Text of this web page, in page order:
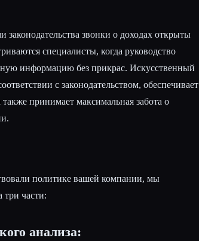
законодательства звонки о доходах открыты
специалисты, когда руководство
информацию без прикрас. Искусственный
с законодательством, обеспечивает
принимает максимальная забота о
политике вашей компании, мы
три части:
анализа: